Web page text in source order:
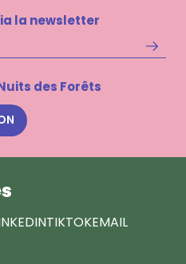
la newsletter
des Forêts
TIKTOKEMAIL